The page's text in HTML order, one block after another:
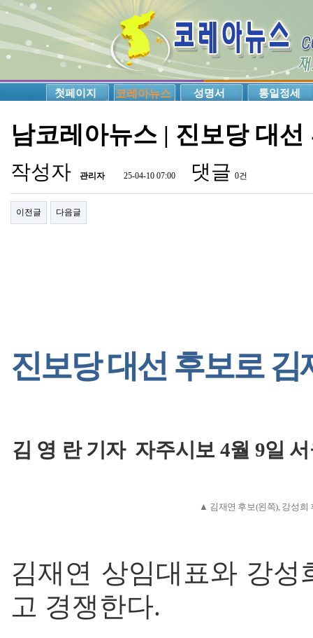
첫페이지 코레아뉴스 성명서 통일정세
남코레아뉴스 | 진보당 대
작성자 관리자 25-04-10 07:00 댓글 0건
이전글 다음글
진보당 대선 후보로 김
김 영 란 기자 자주시보 4월 9일
▲ 김재연 후보(왼쪽), 강성희
김재연 상임대표와 강
고 경쟁한다.